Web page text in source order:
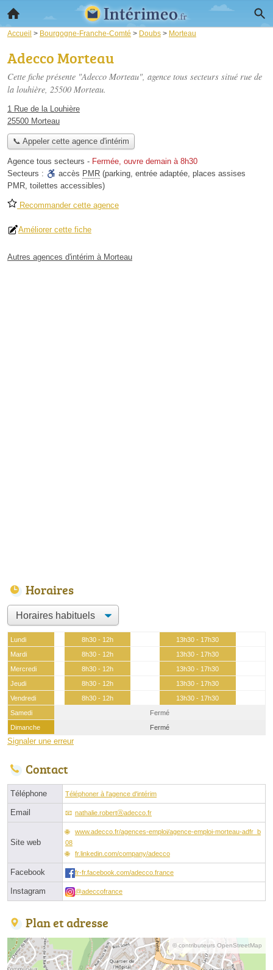
Accueil > Bourgogne-Franche-Comté > Doubs > Morteau
Adecco Morteau
Cette fiche présente "Adecco Morteau", agence tous secteurs situé rue de
la louhière, 25500 Morteau.
1 Rue de la Louhière
25500 Morteau
📞 Appeler cette agence d'intérim
Agence tous secteurs - Fermée, ouvre demain à 8h30
Secteurs :
accès PMR (parking, entrée adaptée, places assises
PMR, toilettes accessibles)
Recommander cette agence
Améliorer cette fiche
Autres agences d'intérim à Morteau
Horaires
Lundi 8h30 - 12h
13h30 - 17h30
Mardi
8h30 - 12h
13h30 - 17h30
Mercredi
8h30 - 12h
13h30 - 17h30
Jeudi
8h30 - 12h
13h30 - 17h30
Vendredi
8h30 - 12h
13h30 - 17h30
Samedi
Fermé
Dimanche
Fermé
Signaler une erreur
Contact
Téléphone Téléphoner à l'agence d'intérim
Email nathalie.robertⓐadecco.fr
Site web
www.adecco.fr/agences-emploi/agence-emploi-morteau-adfr_b
08
fr.linkedin.com/company/adecco
Facebook fr-fr.facebook.com/adecco.france
Instagram @adeccofrance
Plan et adresse
© contributeurs OpenStreetMap